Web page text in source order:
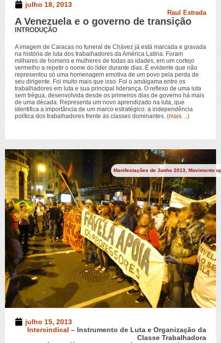
julho 18, 2013
Raul Estrada
A Venezuela e o governo de transição
INTRODUÇÃO
A imagem de Caracas no funeral de Chávez já está marcada e gravada
na história de luta dos trabalhadores da América Latina. Foram
milhares de homens e mulheres de todas as idades, em um cortejo
vermelho a repetir o nome do líder durante dias. É evidente que não
representou só uma homenagem emotiva de um povo pela perda de
seu dirigente. Foi muito mais que isso. Foi o amálgama entre os
trabalhadores em luta e sua principal liderança. O reflexo de uma luta
sem trégua, desenvolvida desde os primeiros dias de governo há mais
de uma década. Representa um novo aprendizado na luta, que
identifica a importância de um marco estratégico: a independência
política dos trabalhadores frente às classes dominantes. (mais…)
Manifestações de Junho 2013, Movimento
julho 15, 2013
Intersindical – Instrumento de Luta e Organização da
Classe Trabalhadora